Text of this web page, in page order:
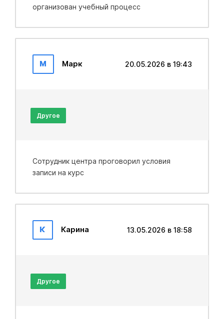
организован учебный процесс
М Марк 20.05.2026 в 19:43
Другое
Сотрудник центра проговорил условия
записи на курс
К Карина 13.05.2026 в 18:58
Другое